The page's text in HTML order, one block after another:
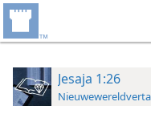
Jesaja 1:26